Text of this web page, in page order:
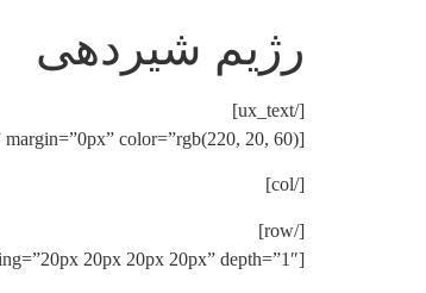
رژیم شیردهی
[/ux_text]
[divider align=”center” width=”145px” height=”2px” margin=”0px” color=”rgb(220, 20, 60)”]
[/col]
[/row]
[row col_bg=”rgb(255,255,255)” col_bg_radius=”10″ h_align=”center” padding=”20px 20px 20px 20px” depth=”1″]